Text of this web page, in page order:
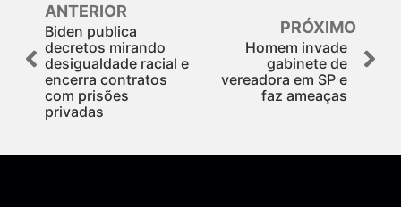
ANTERIOR
Biden publica
decretos mirando
desigualdade racial e
encerra contratos
com prisões
privadas
PRÓXIMO
Homem invade
gabinete de
vereadora em SP e
faz ameaças